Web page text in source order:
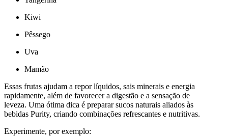
Kiwi
Pêssego
Uva
Mamão
Essas frutas ajudam a repor líquidos, sais minerais e energia
rapidamente, além de favorecer a digestão e a sensação de
leveza. Uma ótima dica é preparar sucos naturais aliados às
bebidas Purity, criando combinações refrescantes e nutritivas.
Experimente, por exemplo: